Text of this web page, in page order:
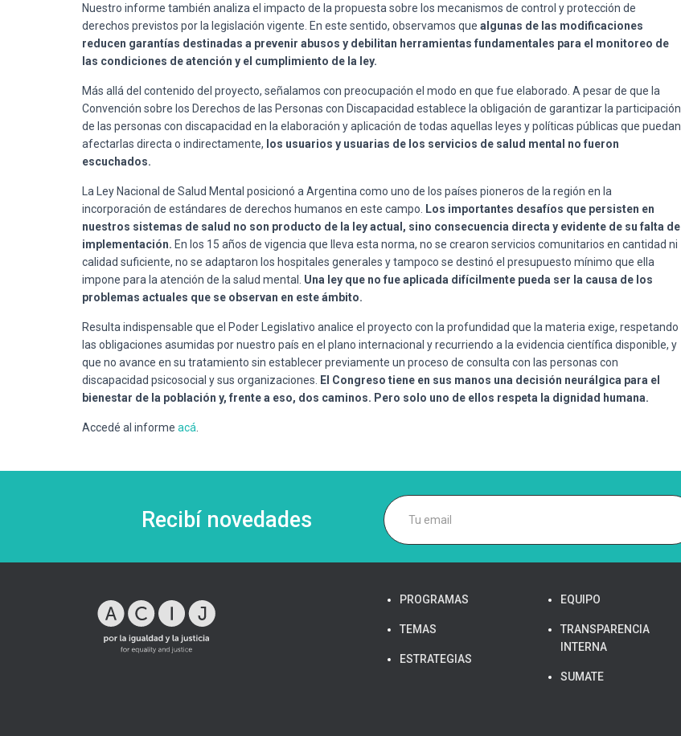
Nuestro informe también analiza el impacto de la propuesta sobre los mecanismos de control y protección de
derechos previstos por la legislación vigente. En este sentido, observamos que algunas de las modificaciones
reducen garantías destinadas a prevenir abusos y debilitan herramientas fundamentales para el monitoreo de
las condiciones de atención y el cumplimiento de la ley.
Más allá del contenido del proyecto, señalamos con preocupación el modo en que fue elaborado. A pesar de que la
Convención sobre los Derechos de las Personas con Discapacidad establece la obligación de garantizar la participación
de las personas con discapacidad en la elaboración y aplicación de todas aquellas leyes y políticas públicas que puedan
afectarlas directa o indirectamente, los usuarios y usuarias de los servicios de salud mental no fueron
escuchados.
La Ley Nacional de Salud Mental posicionó a Argentina como uno de los países pioneros de la región en la
incorporación de estándares de derechos humanos en este campo.
Los importantes desafíos que persisten en
nuestros sistemas de salud no son producto de la ley actual, sino consecuencia directa y evidente de su falta de
implementación. En los 15 años de vigencia que lleva esta norma, no se crearon servicios comunitarios en cantidad ni
calidad suficiente, no se adaptaron los hospitales generales y tampoco se destinó el presupuesto mínimo que ella
impone para la atención de la salud mental. Una ley que no fue aplicada difícilmente pueda ser la causa de los
problemas actuales que se observan en este ámbito.
Resulta indispensable que el Poder Legislativo analice el proyecto con la profundidad que la materia exige, respetando
las obligaciones asumidas por nuestro país en el plano internacional y recurriendo a la evidencia científica disponible, y
que no avance en su tratamiento sin establecer previamente un proceso de consulta con las personas con
discapacidad psicosocial y sus organizaciones.
El Congreso tiene en sus manos una decisión neurálgica para el
bienestar de la población y, frente a eso, dos caminos. Pero solo uno de ellos respeta la dignidad humana.
Accedé al informe acá
Recibí novedades
PROGRAMAS
TEMAS
ESTRATEGIAS
EQUIPO
TRANSPARENCIA
INTERNA
SUMATE